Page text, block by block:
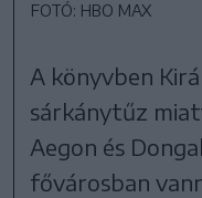
FOTÓ: HBO MAX
A könyvben
sárkánytűz
Aegon és
fővárosban